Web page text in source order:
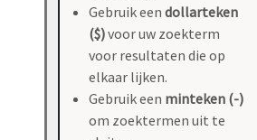
Gebruik een dollarteken
($)voor uw zoekterm
voor resultaten die op
elkaar lijken.
Gebruik een minteken (-)
om zoektermen uit te